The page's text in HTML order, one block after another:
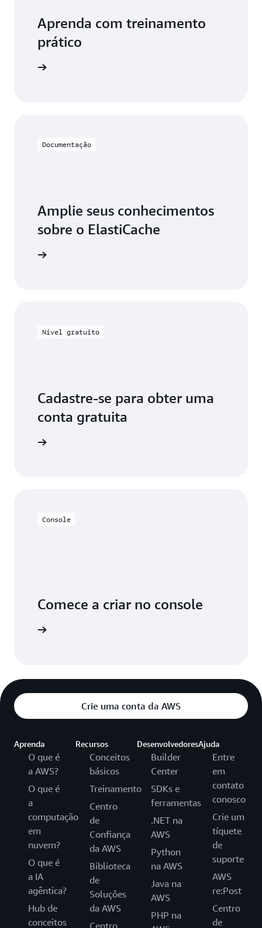
Aprenda com treinamento
prático
Documentação
Amplie seus conhecimentos
sobre o ElastiCache
Nível gratuito
Cadastre-se para obter uma
conta gratuita
Console
Comece a criar no console
Crie uma conta da AWS
Aprenda
O que é
a AWS?
O que é
a
computação
em
nuvem?
O que é
a IA
agêntica?
Hub de
conceitos
Recursos
Conceitos
básicos
Treinamento
Centro
de
Confiança
da AWS
Biblioteca
de
Soluções
da AWS
Centro
Desenvolvedores
Builder
Center
SDKs e
ferramentas
.NET na
AWS
Python
na AWS
Java na
AWS
PHP na
Ajuda
Entre
em
contato
conosco
Crie um
tíquete
de
suporte
AWS
re:Post
Centro
de